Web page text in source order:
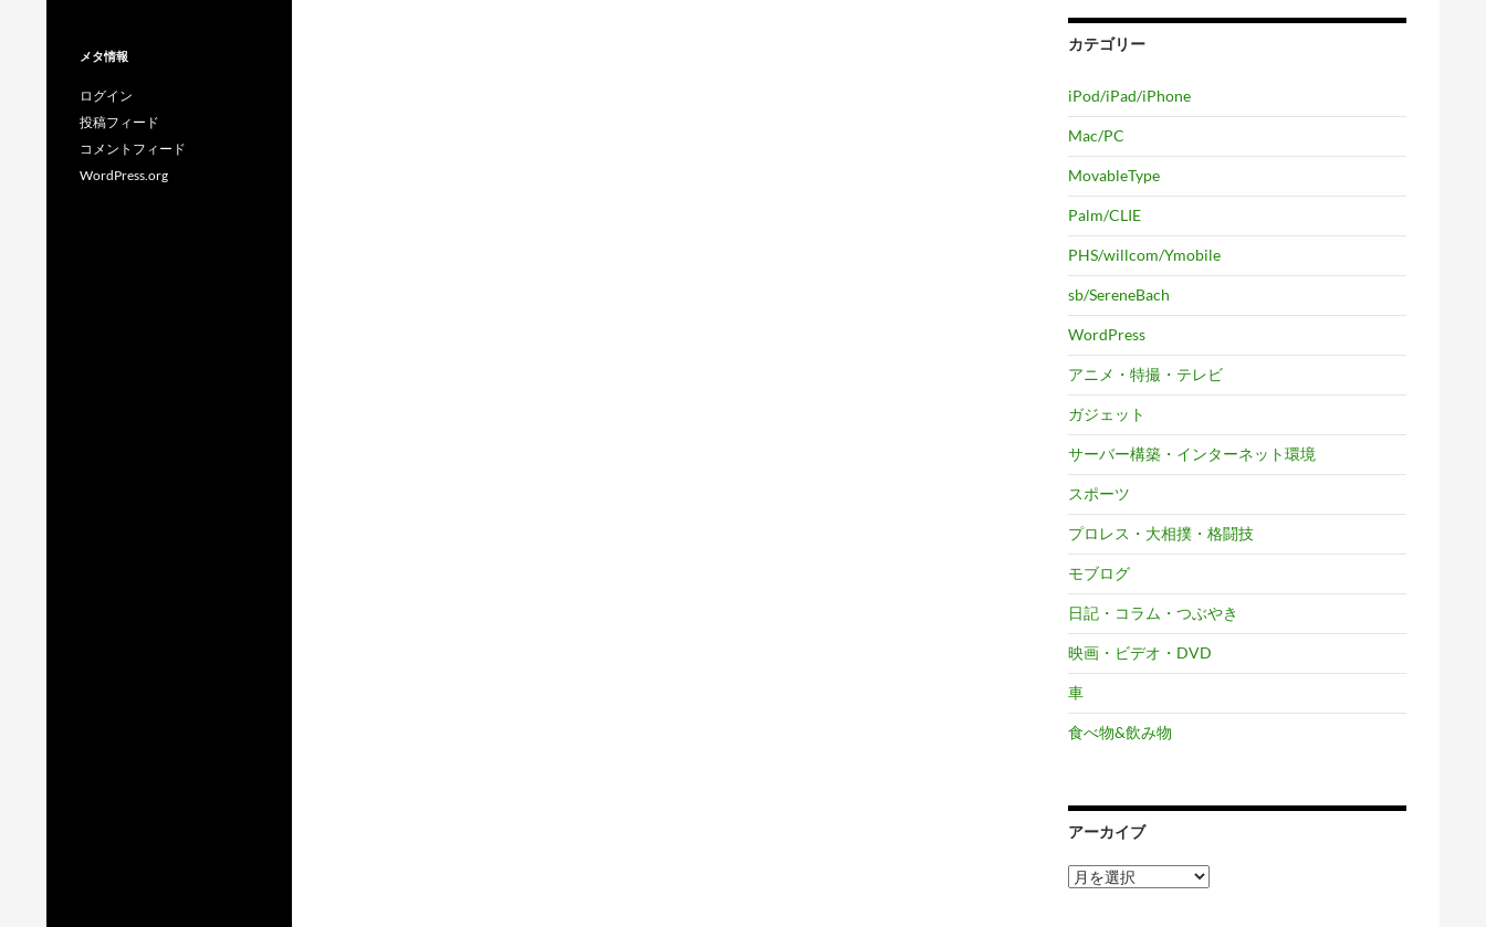
カテゴリー
iPod/iPad/iPhone
Mac/PC
MovableType
Palm/CLIE
PHS/willcom/Ymobile
sb/SereneBach
WordPress
アニメ・特撮・テレビ
ガジェット
サーバー構築・インターネット環境
スポーツ
プロレス・大相撲・格闘技
モブログ
日記・コラム・つぶやき
映画・ビデオ・DVD
車
食べ物&飲み物
アーカイブ
ア
ー
メタ情報
ログイン
投稿フィード
コメントフィード
WordPress.org